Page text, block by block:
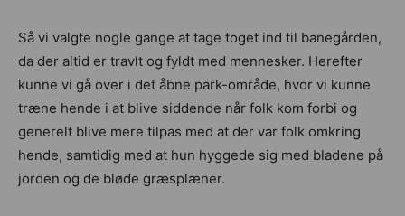
Så vi valgte nogle gange at tage toget ind til banegården,
da der altid er travlt og fyldt med mennesker. Herefter
kunne vi gå over i det åbne park-område, hvor vi kunne
træne hende i at blive siddende når folk kom forbi og
generelt blive mere tilpas med at der var folk omkring
hende, samtidig med at hun hyggede sig med bladene på
jorden og de bløde græsplæner.